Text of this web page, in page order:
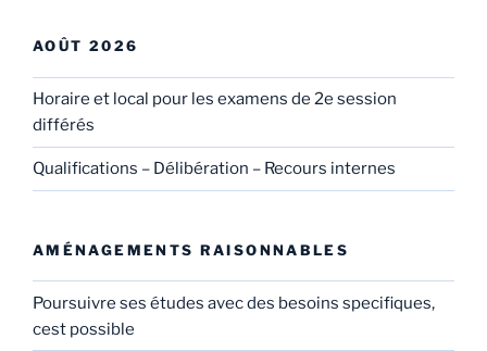
AOÛT 2026
Horaire et local pour les examens de 2e session
différés
Qualifications – Délibération – Recours internes
AMÉNAGEMENTS RAISONNABLES
Poursuivre ses études avec des besoins specifiques,
cest possible